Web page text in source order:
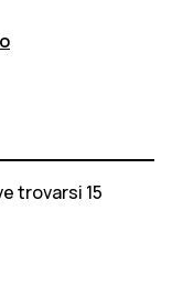
trovarsi 15